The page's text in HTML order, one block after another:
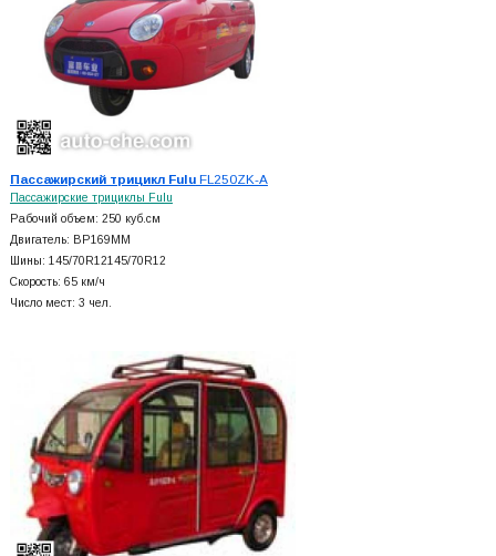
Пассажирский трицикл FuluFL250ZK-A
Пассажирские трициклы Fulu
Рабочий объем: 250 куб.см
Двигатель: BP169MM
Шины: 145/70R12145/70R12
Скорость: 65 км/ч
Число мест: 3 чел.